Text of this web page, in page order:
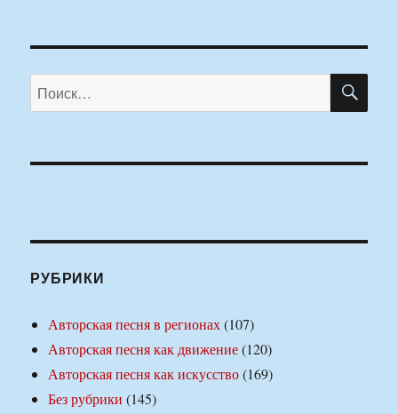
Искать:
РУБРИКИ
Авторская песня в регионах(107)
Авторская песня как движение(120)
Авторская песня как искусство(169)
Без рубрики (145)